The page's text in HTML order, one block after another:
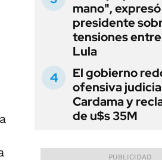
mano",
presidente
tensiones
Lula
El gobierno
ofensiva
Cardama y
de u$s 35M